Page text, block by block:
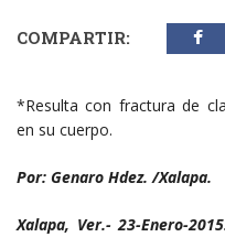
COMPARTIR:
*Resulta con fractura de
en su cuerpo.
Por: Genaro Hdez. /Xalapa.
Xalapa, Ver.- 23-Enero-